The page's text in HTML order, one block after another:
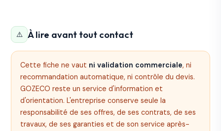
⚠️ À lire avant tout contact
Cette fiche ne vaut ni validation commerciale, ni
recommandation automatique, ni contrôle du devis.
GOZECO reste un service d'information et
d'orientation. L'entreprise conserve seule la
responsabilité de ses offres, de ses contrats, de ses
travaux, de ses garanties et de son service après-